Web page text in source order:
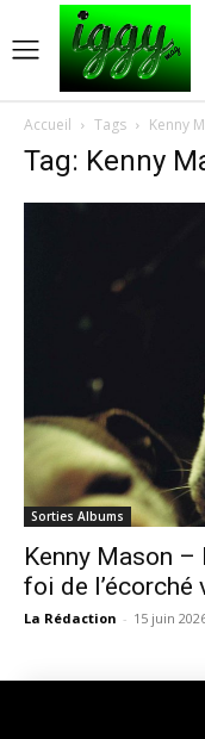
Accueil Tags Kenny
Tag: Kenny
Sorties Albums
Kenny Mason –
foi de l’écorché
La Rédaction - 15 juin